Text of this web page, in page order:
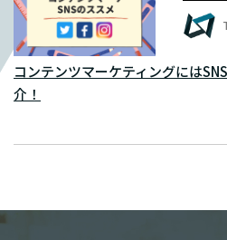
コンテンツマーケティングには
介！